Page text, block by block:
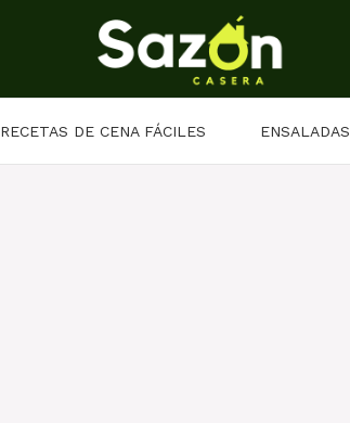
RECETAS DE CENA FÁCILES ENSALADAS